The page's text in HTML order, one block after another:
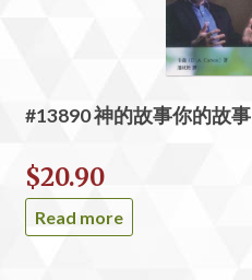
#13890 神的故事你的故事
$20.90
Read more